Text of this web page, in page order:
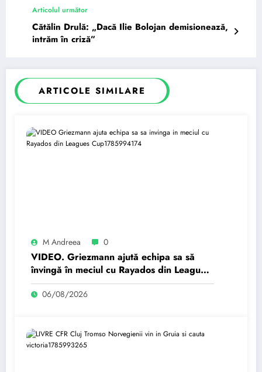
Articolul următor
Cătălin Drulă: „Dacă Ilie Bolojan demisionează,
intrăm în criză”
ARTICOLE SIMILARE
M Andreea 0
VIDEO. Griezmann ajută echipa sa să
învingă în meciul cu Rayados din Leagues
Cup
06/08/2026